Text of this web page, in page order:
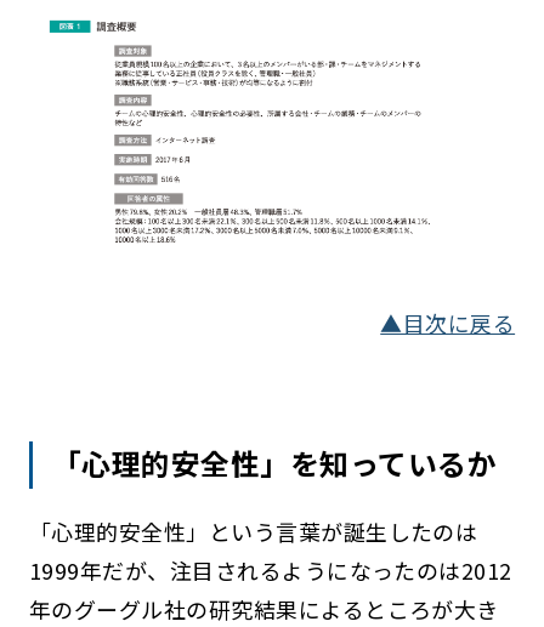
▲目次に戻る
「心理的安全性」を知っているか
「心理的安全性」という言葉が誕生したのは
1999年だが、注目されるようになったのは2012
年のグーグル社の研究結果によるところが大き